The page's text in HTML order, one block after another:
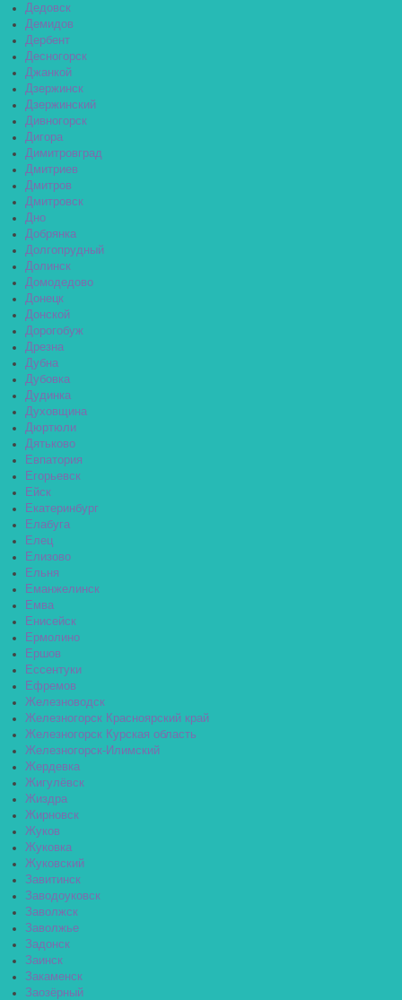
Дедовск
Демидов
Дербент
Десногорск
Джанкой
Дзержинск
Дзержинский
Дивногорск
Дигора
Димитровград
Дмитриев
Дмитров
Дмитровск
Дно
Добрянка
Долгопрудный
Долинск
Домодедово
Донецк
Донской
Дорогобуж
Дрезна
Дубна
Дубовка
Дудинка
Духовщина
Дюртюли
Дятьково
Евпатория
Егорьевск
Ейск
Екатеринбург
Елабуга
Елец
Елизово
Ельня
Еманжелинск
Емва
Енисейск
Ермолино
Ершов
Ессентуки
Ефремов
Железноводск
Железногорск Красноярский край
Железногорск Курская область
Железногорск-Илимский
Жердевка
Жигулёвск
Жиздра
Жирновск
Жуков
Жуковка
Жуковский
Завитинск
Заводоуковск
Заволжск
Заволжье
Задонск
Заинск
Закаменск
Заозёрный